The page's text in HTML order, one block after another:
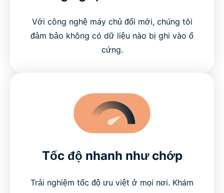
Với công nghệ máy chủ đổi mới, chúng tôi
đảm bảo không có dữ liệu nào bị ghi vào ổ
cứng.
Tốc độ nhanh như chớp
Trải nghiệm tốc độ ưu việt ở mọi nơi. Khám